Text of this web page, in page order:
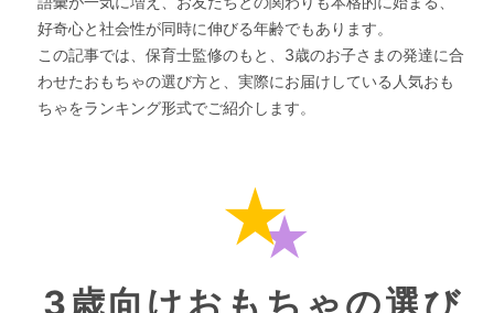
好奇心と社会性が同時に伸びる年齢でもあります。
この記事では、保育士監修のもと、3歳のお子さまの発達に合
わせたおもちゃの選び方と、実際にお届けしている人気おも
ちゃをランキング形式でご紹介します。
3歳向けおもちゃの選び